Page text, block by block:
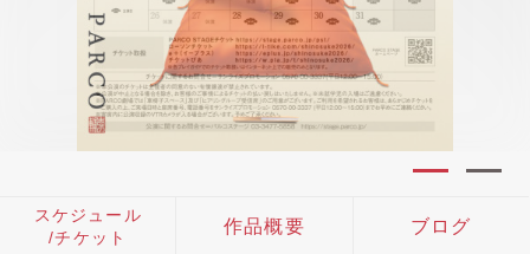
スケジュール
/チケット
作品概要 ブログ